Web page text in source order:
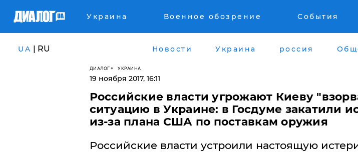
Украина Военное обозрение События
UA | RU Новости Украина россия
ДИАЛОГ УКРАИНА
19 ноября 2017, 16:11
Российские власти угрожают Киеву
ситуацию в Украине: в Госдуме закатили
из-за плана США по поставкам оружия
​Российские власти устроили настоящую